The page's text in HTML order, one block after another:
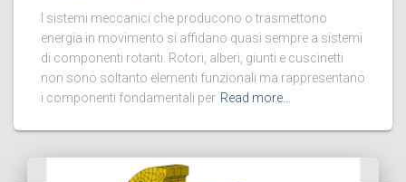
I sistemi meccanici che producono o trasmettono
energia in movimento si affidano quasi sempre a sistemi
di componenti rotanti. Rotori, alberi, giunti e cuscinetti
non sono soltanto elementi funzionali ma rappresentano
i componenti fondamentali per Read more…